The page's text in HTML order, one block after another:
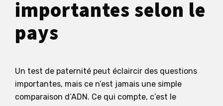
importantes selon le
pays
Un test de paternité peut éclaircir des questions
importantes, mais ce n’est jamais une simple
comparaison d’ADN. Ce qui compte, c’est le